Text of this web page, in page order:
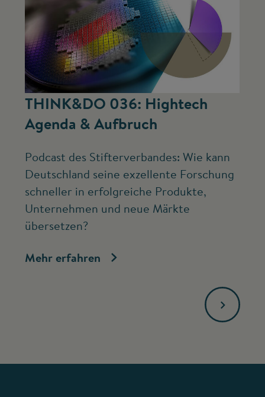
THINK&DO 036: Hightech
Agenda & Aufbruch
Podcast des Stifterverbandes: Wie kann
Deutschland seine exzellente Forschung
schneller in erfolgreiche Produkte,
Unternehmen und neue Märkte
übersetzen?
Mehr erfahren